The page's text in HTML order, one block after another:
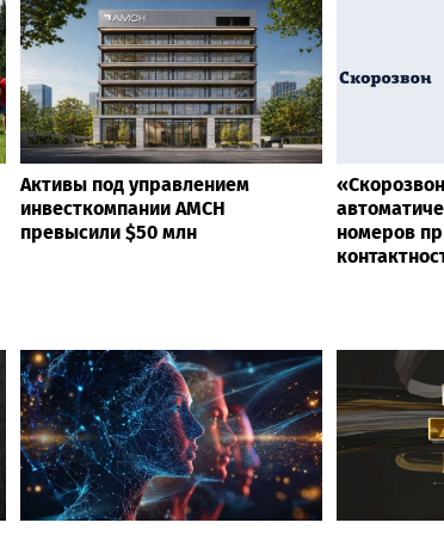
Активы под управлением
инвесткомпании AMCH
превысили $50 млн
номеров